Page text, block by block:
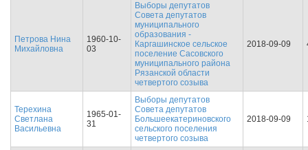
Петрова Нина
Михайловна
1960-10-
03
Выборы депутатов
Совета депутатов
муниципального
образования -
Каргашинское сельское
поселение Сасовского
муниципального района
Рязанской области
четвертого созыва
2018-09-09
Терехина
Светлана
Васильевна
1965-01-
31
Выборы депутатов
Совета депутатов
Большеекатериновского
сельского поселения
четвертого созыва
2018-09-09